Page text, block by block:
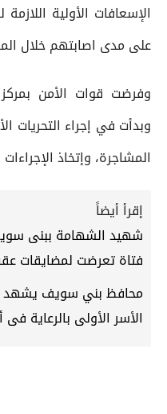
الإسعافات الأولية
على مدى اصابتهم خلال
وفرضت قوات الأمن بمركز
وبدأت في إجراء التحريات
المشاجرة، وإتخاذ
إقرأ أيضاً
شهيد الشهامة ببنى
فتاة تعرضت لمضايقات
محافظ بني سويف يشهد
الأسر الأولى بالرعاية